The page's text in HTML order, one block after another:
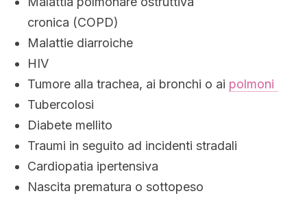
cronica (COPD)
Malattie diarroiche
HIV
Tumore alla trachea, ai bronchi o ai polmoni
Tubercolosi
Diabete mellito
Traumi in seguito ad incidenti stradali
Cardiopatia ipertensiva
Nascita prematura o sottopeso